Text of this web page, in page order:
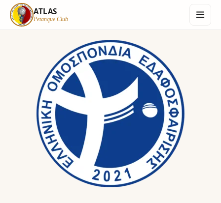
ATLAS
Petanque Club
Αρχική
Informations
Ανασκόπηση Χρονιάς
Επικοινωνία